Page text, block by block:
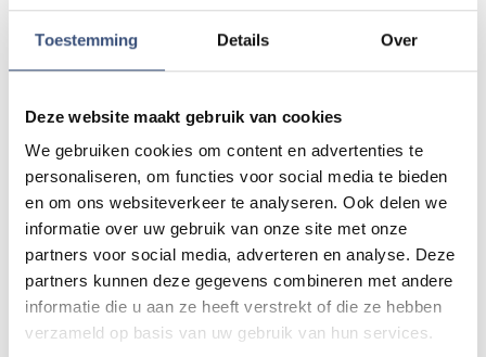
Toestemming Details Over
Deze website maakt gebruik van cookies
We gebruiken cookies om content en advertenties te
personaliseren, om functies voor social media te bieden
en om ons websiteverkeer te analyseren. Ook delen we
informatie over uw gebruik van onze site met onze
partners voor social media, adverteren en analyse. Deze
partners kunnen deze gegevens combineren met andere
informatie die u aan ze heeft verstrekt of die ze hebben
verzameld op basis van uw gebruik van hun services.
DI
11
Magic Summer show met Steven Kazàn
Ouddorp 🕐17:00
WO
12
Kinderdagen bij RTM-trammuseum in
Ouddorp
Ouddorp